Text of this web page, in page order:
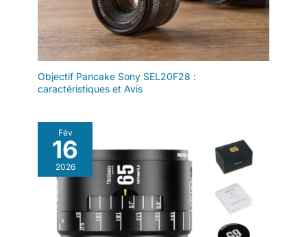
Objectif Pancake Sony SEL20F28 :
caractéristiques et Avis
Fév
16
2026